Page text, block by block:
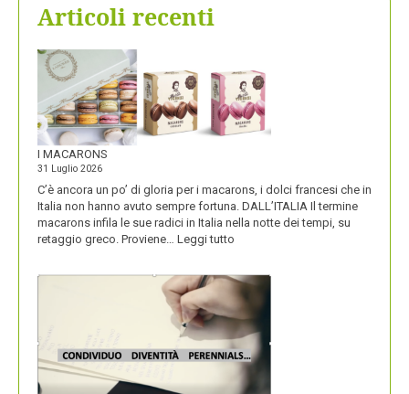
Articoli recenti
I MACARONS
31 Luglio 2026
C’è ancora un po’ di gloria per i macarons, i dolci francesi che in
Italia non hanno avuto sempre fortuna. DALL’ITALIA Il termine
macarons infila le sue radici in Italia nella notte dei tempi, su
retaggio greco. Proviene… Leggi tutto